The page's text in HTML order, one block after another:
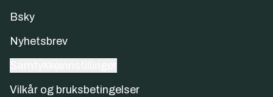
Bsky
Nyhetsbrev
Vilkår og bruksbetingelser